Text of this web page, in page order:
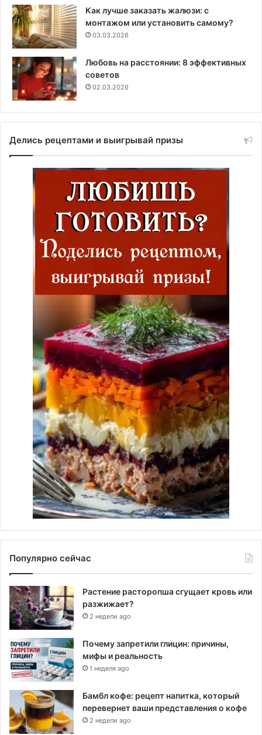
Как лучше заказать жалюзи: с
монтажом или установить самому?
03.03.2026
Любовь на расстоянии: 8 эффективных
советов
02.03.2026
Делись рецептами и выигрывай призы
Популярно сейчас
Растение расторопша сгущает кровь или
разжижает?
2 недели ago
Почему запретили глицин: причины,
мифы и реальность
1 неделя ago
Бамбл кофе: рецепт напитка, который
перевернет ваши представления о кофе
2 недели ago